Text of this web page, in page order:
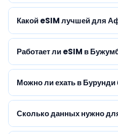
Какой eSIM лучшей для
Работает ли eSIM в
Можно ли ехать в Бурунди
Сколько данных нужно